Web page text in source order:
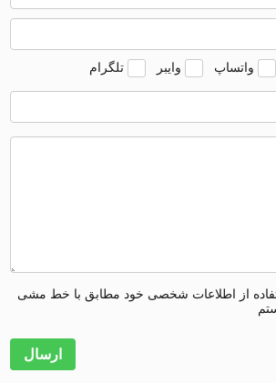
واتساپ وایبر تلگرام
از اطلاعات شخصی خود مطابق با خط مشی
ارسال